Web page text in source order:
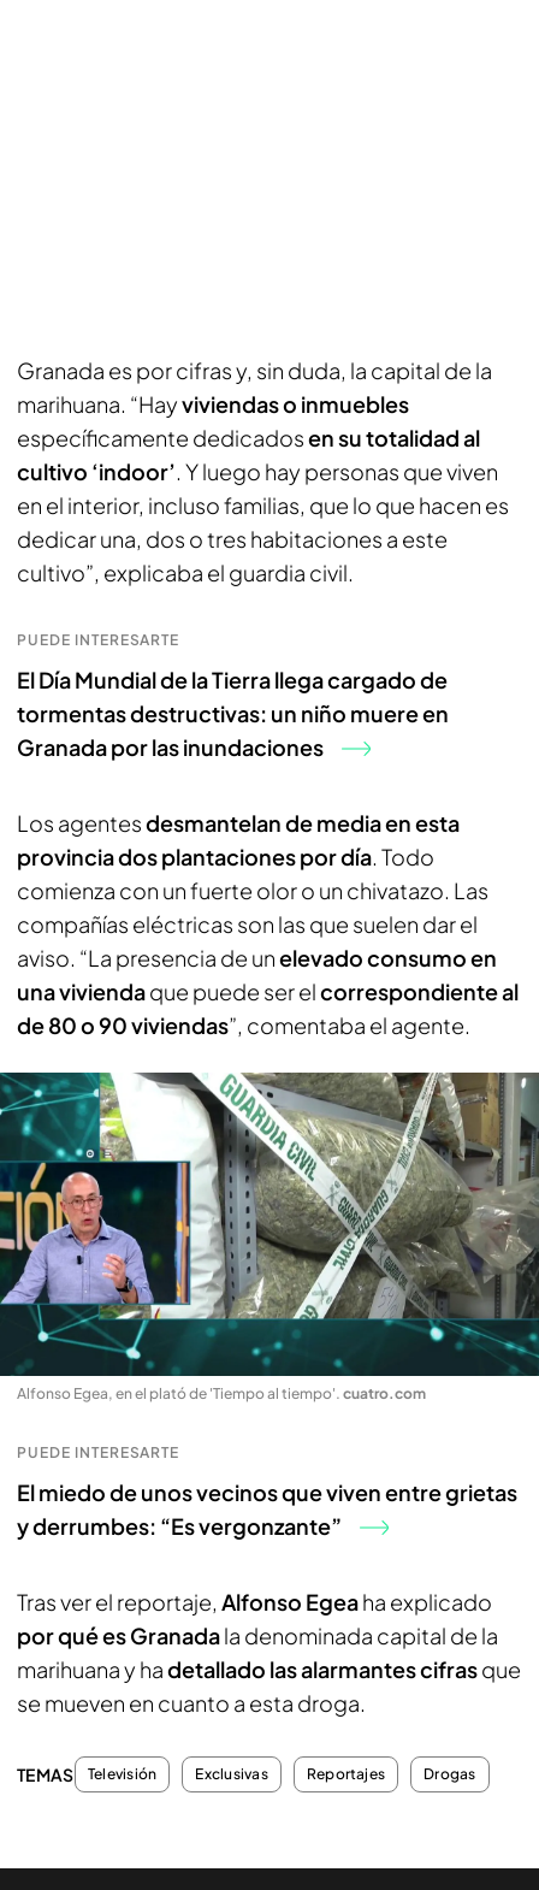
Granada es por cifras y, sin duda, la capital de la
marihuana. “Hayviviendas o inmuebles
específicamente dedicadosen su totalidad al
cultivo ‘indoor’. Y luego hay personas que viven
en el interior, incluso familias, que lo que hacen es
dedicar una, dos o tres habitaciones a este
cultivo”, explicaba el guardia civil.
PUEDE INTERESARTE
El Día Mundial de la Tierra llega cargado de
tormentas destructivas: un niño muere en
Granada por las inundaciones
Los agentesdesmantelan de media en esta
provincia dos plantaciones por día. Todo
comienza con un fuerte olor o un chivatazo. Las
compañías eléctricas son las que suelen dar el
aviso. “La presencia de unelevado consumo en
una viviendaque puede ser elcorrespondiente al
de 80 o 90 viviendas”, comentaba el agente.
Alfonso Egea, en el plató de 'Tiempo al tiempo'. cuatro.com
PUEDE INTERESARTE
El miedo de unos vecinos que viven entre grietas
y derrumbes: “Es vergonzante”
Tras ver el reportaje, Alfonso Egeaha explicado
por qué es Granadala denominada capital de la
marihuana y hadetallado las alarmantes cifrasque
se mueven en cuanto a esta droga.
TEMAS Televisión Exclusivas Reportajes Drogas